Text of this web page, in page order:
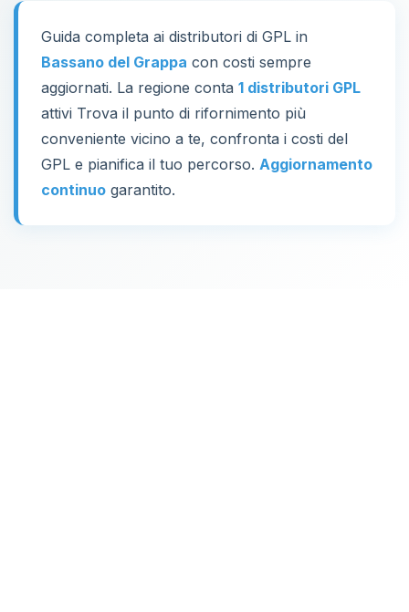
Guida completa ai distributori di GPL in
Bassano del Grappa con costi sempre
aggiornati. La regione conta 1 distributori GPL
attivi Trova il punto di rifornimento più
conveniente vicino a te, confronta i costi del
GPL e pianifica il tuo percorso. Aggiornamento
continuo garantito.